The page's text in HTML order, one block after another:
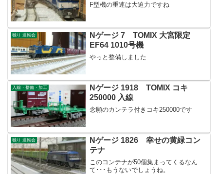
F型機の重連は大迫力ですね
独り 運転会
Nゲージ 7 TOMIX 大宮限定
EF64 1010号機
やっと整備しました
入線・整備・加工
Nゲージ 1918 TOMIX コキ
250000 入線
念願のカンテラ付きコキ250000です
独り 運転会
Nゲージ 1826 幸せの黄緑コン
テナ
このコンテナが50個集まってくるなん
て･･･もうないでしょうね。